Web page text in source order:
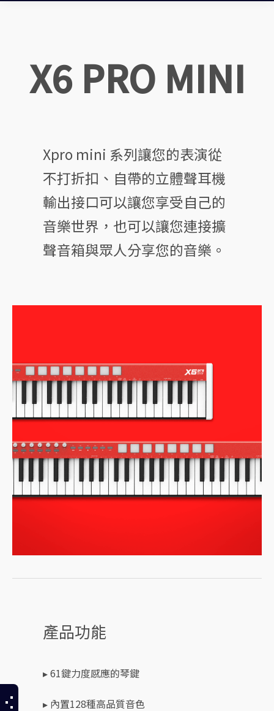
X6 PRO MINI
Xpro mini 系列讓您的表演從
不打折扣、 自帶的立體聲耳機
輸出接口可以讓您享受自己的
音樂世界，也可以讓您連接擴
聲音箱與眾人分享您的音樂。
產品功能
▸ 61鍵力度感應的琴鍵
▸ 內置128種高品質音色